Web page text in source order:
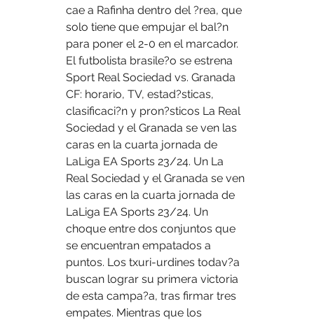
cae a Rafinha dentro del ?rea, que
solo tiene que empujar el bal?n
para poner el 2-0 en el marcador.
El futbolista brasile?o se estrena
Sport Real Sociedad vs. Granada
CF: horario, TV, estad?sticas,
clasificaci?n y pron?sticos La Real
Sociedad y el Granada se ven las
caras en la cuarta jornada de
LaLiga EA Sports 23/24. Un La
Real Sociedad y el Granada se ven
las caras en la cuarta jornada de
LaLiga EA Sports 23/24. Un
choque entre dos conjuntos que
se encuentran empatados a
puntos. Los txuri-urdines todav?a
buscan lograr su primera victoria
de esta campa?a, tras firmar tres
empates. Mientras que los